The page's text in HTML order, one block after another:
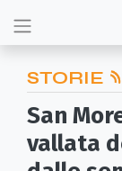
STORIE
San
vallata